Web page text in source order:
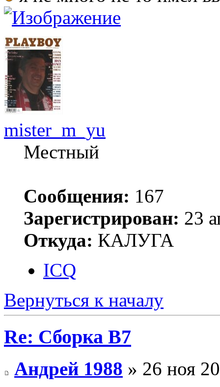
mister_m_yu
Местный
Сообщения: 167
Зарегистрирован: 23
Откуда: КАЛУГА
ICQ
Вернуться к началу
Re: Сборка B7
Андрей 1988 » 26 ноя